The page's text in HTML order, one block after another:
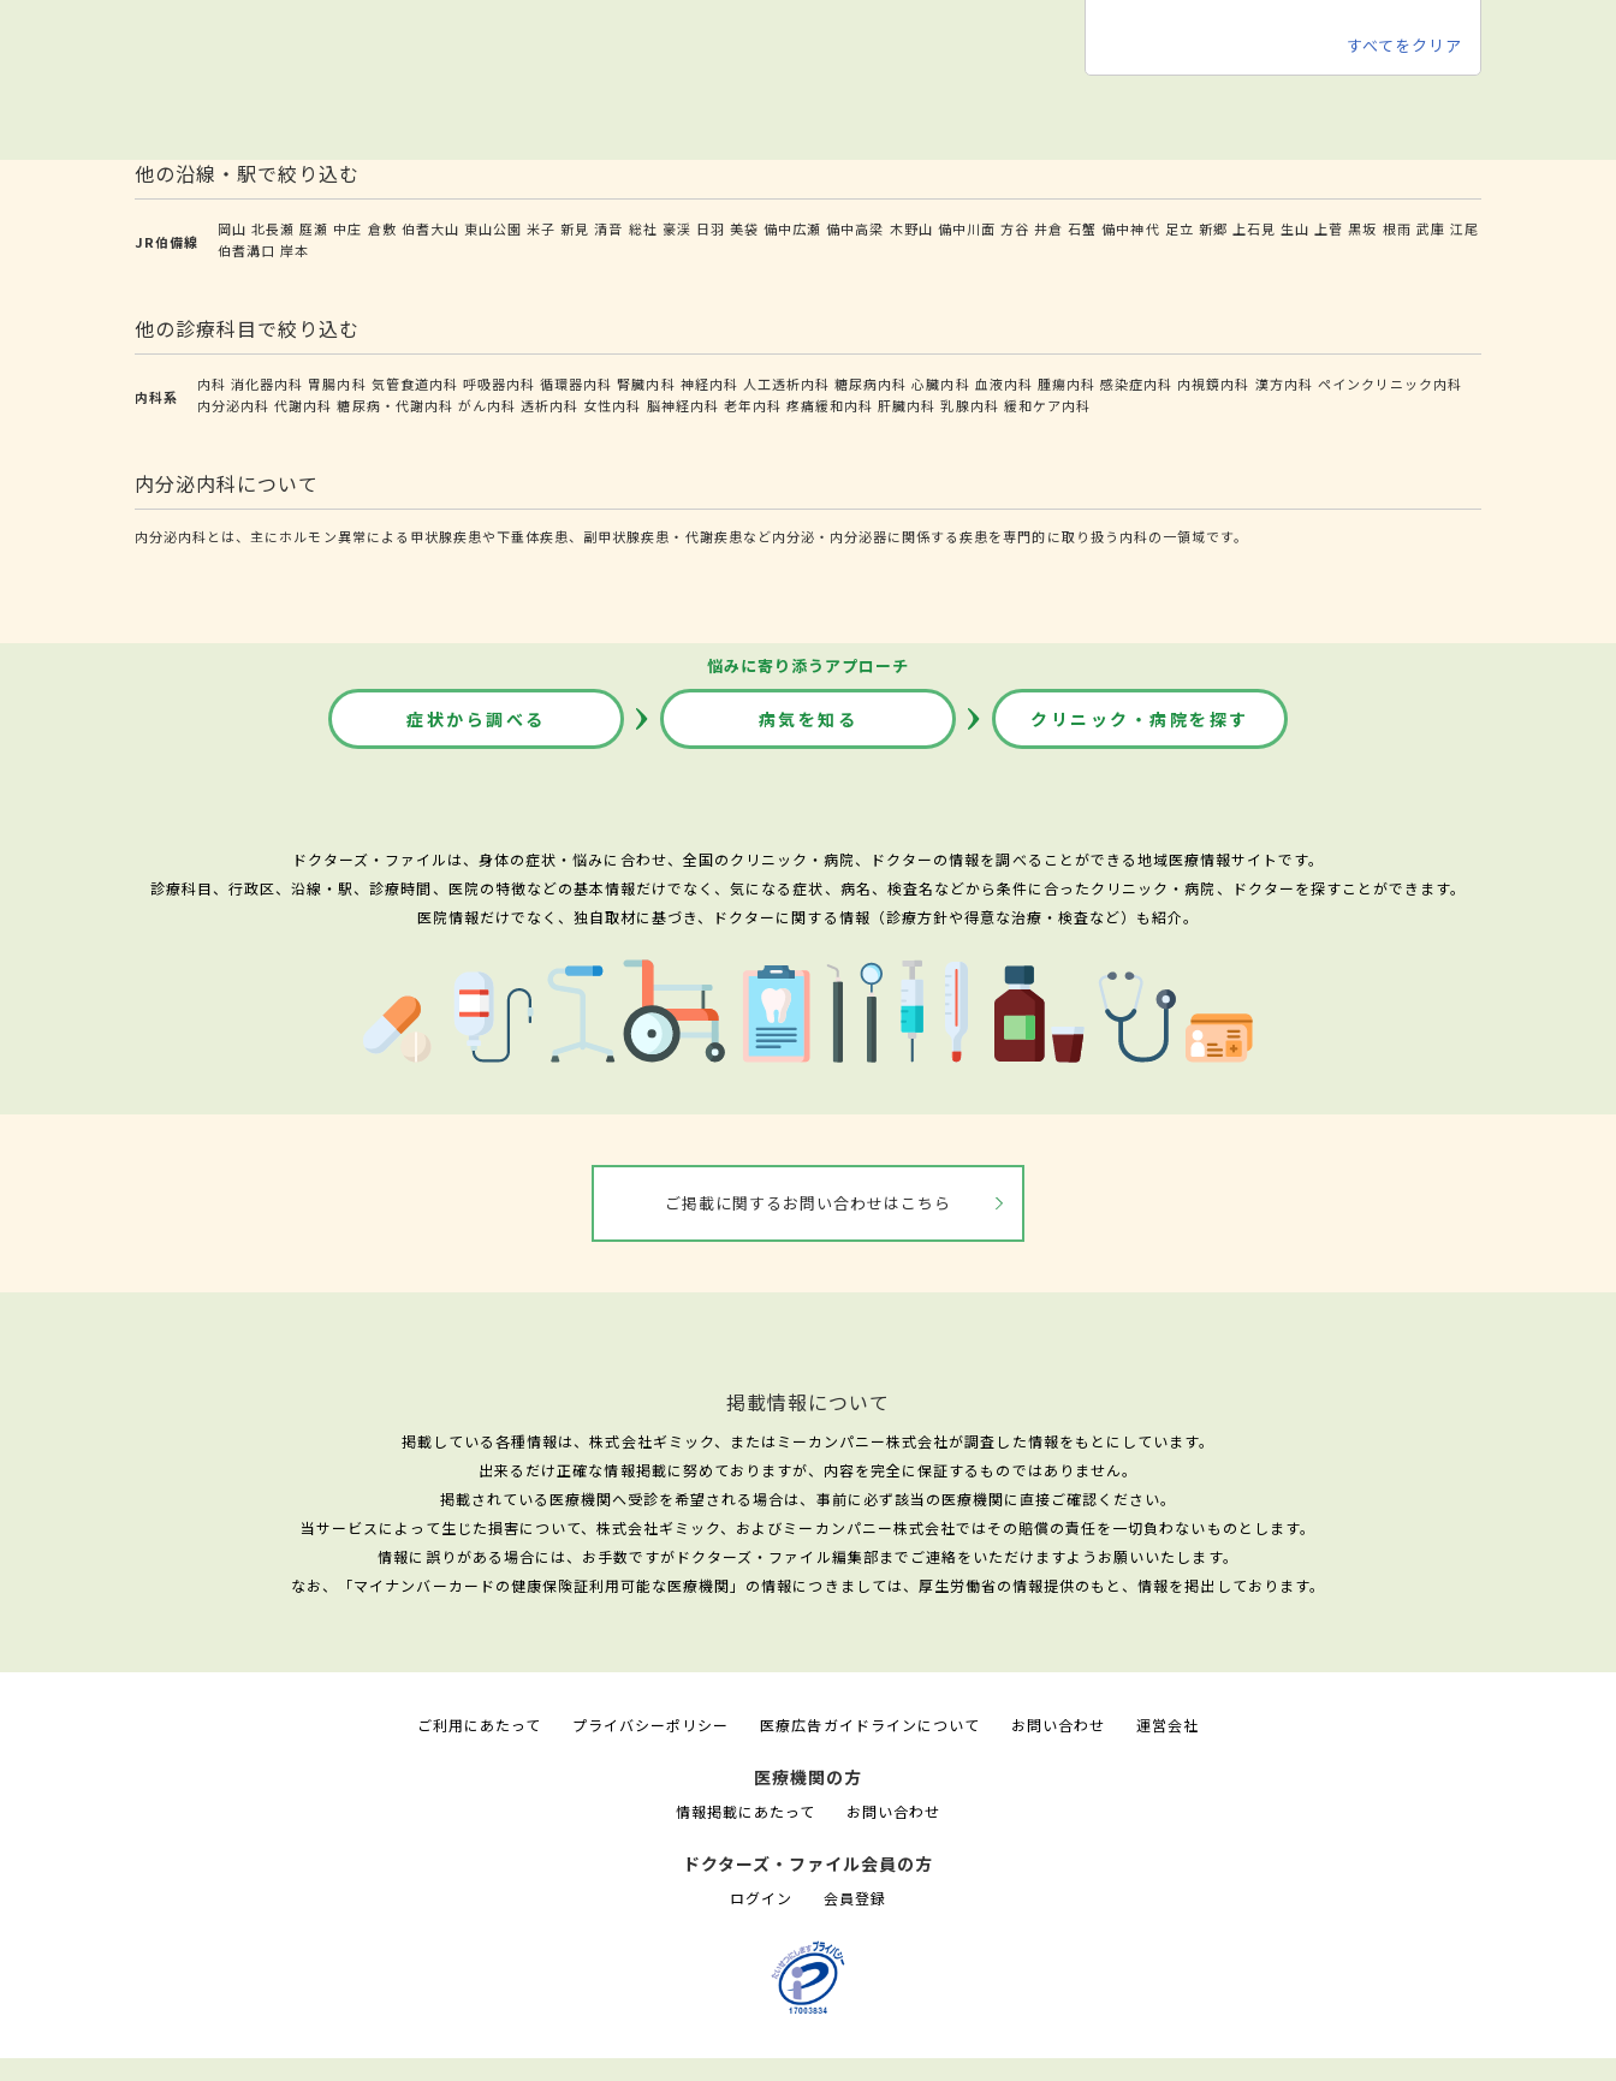
すべてをクリア
他の沿線・駅で絞り込む
JR伯備線
岡山 北長瀬 庭瀬 中庄 倉敷 伯耆大山 東山公園 米子 新見 清音 総社 豪渓 日羽 美袋 備中広瀬 備中高梁 木野山 備中川面 方谷 井倉 石蟹 備中神代 足立 新郷 上石見 生山 上菅 黒坂 根雨 武庫 江尾
伯耆溝口 岸本
他の診療科目で絞り込む
内科系
内科 消化器内科 胃腸内科 気管食道内科 呼吸器内科 循環器内科 腎臓内科 神経内科 人工透析内科 糖尿病内科 心臓内科 血液内科 腫瘍内科 感染症内科 内視鏡内科 漢方内科 ペインクリニック内科
内分泌内科 代謝内科 糖尿病・代謝内科 がん内科 透析内科 女性内科 脳神経内科 老年内科 疼痛緩和内科 肝臓内科 乳腺内科 緩和ケア内科
内分泌内科について
内分泌内科とは、主にホルモン異常による甲状腺疾患や下垂体疾患、副甲状腺疾患・代謝疾患など内分泌・内分泌器に関係する疾患を専門的に取り扱う内科の一領域です。
悩みに寄り添うアプローチ
症状から調べる 病気を知る クリニック・病院を探す
ドクターズ・ファイルは、身体の症状・悩みに合わせ、全国のクリニック・病院、ドクターの情報を調べることができる地域医療情報サイトです。
診療科目、行政区、沿線・駅、診療時間、医院の特徴などの基本情報だけでなく、気になる症状、病名、検査名などから条件に合ったクリニック・病院、ドクターを探すことができます。
医院情報だけでなく、独自取材に基づき、ドクターに関する情報（診療方針や得意な治療・検査など）も紹介。
ご掲載に関するお問い合わせはこちら
掲載情報について
掲載している各種情報は、株式会社ギミック、またはミーカンパニー株式会社が調査した情報をもとにしています。
出来るだけ正確な情報掲載に努めておりますが、内容を完全に保証するものではありません。
掲載されている医療機関へ受診を希望される場合は、事前に必ず該当の医療機関に直接ご確認ください。
当サービスによって生じた損害について、株式会社ギミック、およびミーカンパニー株式会社ではその賠償の責任を一切負わないものとします。
情報に誤りがある場合には、お手数ですがドクターズ・ファイル編集部までご連絡をいただけますようお願いいたします。
なお、「マイナンバーカードの健康保険証利用可能な医療機関」の情報につきましては、厚生労働省の情報提供のもと、情報を掲出しております。
ご利用にあたって プライバシーポリシー 医療広告ガイドラインについて お問い合わせ 運営会社
医療機関の方
情報掲載にあたって お問い合わせ
ドクターズ・ファイル会員の方
ログイン 会員登録